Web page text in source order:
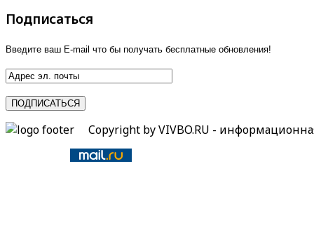
Подписаться
Введите ваш E-mail что бы получать бесплатные обновления!
Copyright by VIVBO.RU -